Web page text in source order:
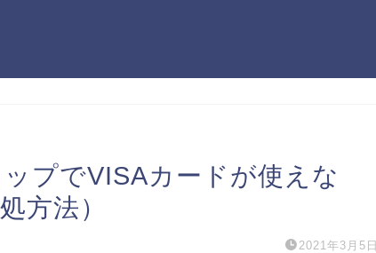
プでVISAカードが使えな
方法）
2021年3月5日